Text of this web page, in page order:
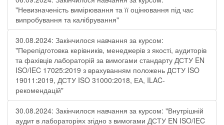
"Невизначеність вимірювання та її оцінювання під час
випробування та калібрування"
30.08.2024: Закінчилося навчання за курсом:
"Перепідготовка керівників, менеджерів з якості, аудиторів
та фахівців лабораторій за вимогами стандарту ДСТУ EN
ISO/IEC 17025:2019 з врахуванням положень ДСТУ ISO
19011:2019, ДСТУ ISO 31000:2018, ЕА, ILAC-
рекомендацій"
30.08.2024: Закінчилося навчання за курсом: "Внутрішній
аудит в лабораторіях згідно з вимогами ДСТУ EN ISO/IEC